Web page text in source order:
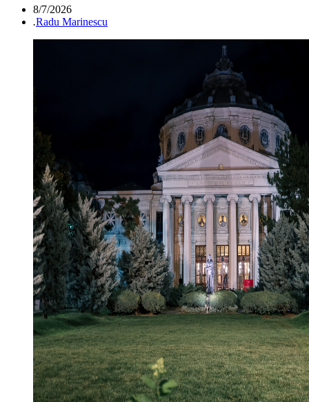
8/7/2026
.Radu Marinescu